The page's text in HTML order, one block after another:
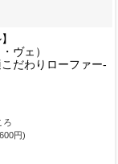
ヴェ）
だわりローファー-
ろ
円)